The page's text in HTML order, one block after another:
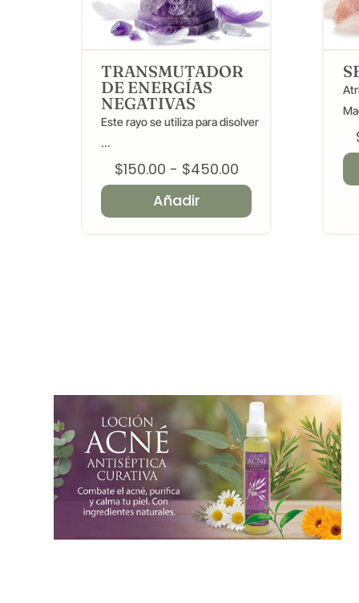
TRANSMUTADOR
DE ENERGÍAS
NEGATIVAS
Este rayo se utiliza para disolver
...
$150.00 - $450.00Rango
de
precios:
Añadir